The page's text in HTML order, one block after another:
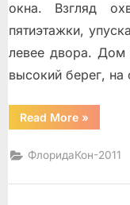
окна. Взгляд
пятиэтажки,
левее двора. Дом
высокий берег, на
Read More »
ФлоридаКон-2011